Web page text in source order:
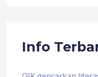
c
f
Info